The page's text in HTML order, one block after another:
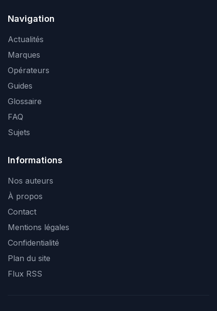
Navigation
Actualités
Marques
Opérateurs
Guides
Glossaire
FAQ
Sujets
Informations
Nos auteurs
À propos
Contact
Mentions légales
Confidentialité
Plan du site
Flux RSS